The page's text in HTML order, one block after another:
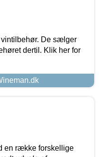
vintilbehør. De sælger
dertil. Klik her for
en række forskellige